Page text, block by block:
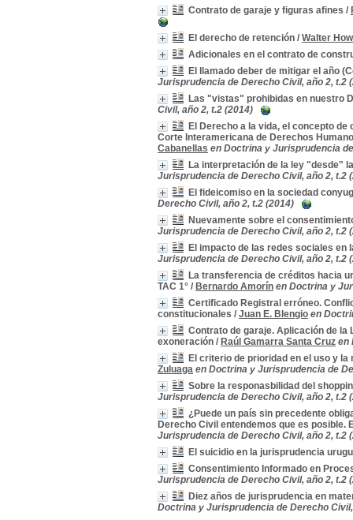
Contrato de garaje y figuras afines /
El derecho de retención / Walter
Adicionales en el contrato de
El llamado deber de mitigar el año
Jurisprudencia de Derecho Civil, año 2, t.2
Las "vistas" prohibidas en nuestro
Civil, año 2, t.2 (2014)
El Derecho a la vida, el concepto
Corte Interamericana de Derechos
Cabanellas en Doctrina y Jurisprudencia
La interpretación de la ley "desde"
Jurisprudencia de Derecho Civil, año 2, t.2
El fideicomiso en la sociedad
Derecho Civil, año 2, t.2 (2014)
Nuevamente sobre el
Jurisprudencia de Derecho Civil, año 2, t.2
El impacto de las redes sociales en
Jurisprudencia de Derecho Civil, año 2, t.2
La transferencia de créditos hacia
TAC 1° / Bernardo Amorín en Doctrina y
Certificado Registral erróneo.
constitucionales / Juan E. Blengio en
Contrato de garaje. Aplicación de la
exoneración / Raúl Gamarra Santa Cruz en
El criterio de prioridad en el uso y
Zuluaga en Doctrina y Jurisprudencia de
Sobre la responasbilidad del
Jurisprudencia de Derecho Civil, año 2, t.2
¿Puede un país sin precedente
Derecho Civil entendemos que es posible.
Jurisprudencia de Derecho Civil, año 2, t.2
El suicidio en la jurisprudencia
Consentimiento Informado en
Jurisprudencia de Derecho Civil, año 2, t.2
Diez años de jurisprudencia en
Doctrina y Jurisprudencia de Derecho